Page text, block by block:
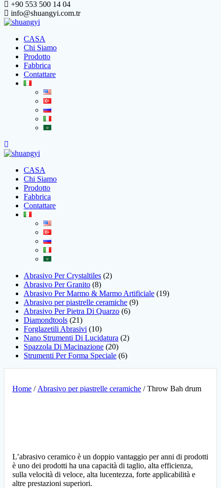
+90 553 500 14 04
info@shuangyi.com.tr
CASA
Chi Siamo
Prodotto
Fabbrica
Contattare
CASA
Chi Siamo
Prodotto
Fabbrica
Contattare
Abrasivo Per Crystaltiles 2
Abrasivo Per Granito 8
Abrasivo Per Marmo & Marmo Artificiale 19
Abrasivo per piastrelle ceramiche 9
Abrasivo Per Pietra Di Quarzo 6
Diamondtools 21
Forglazetili Abrasivi
10
Nano Strumenti Di Lucidatura
2
Spazzola Di Macinazione 20
Strumenti Per Forma Speciale 6
Home / Abrasivo per piastrelle ceramiche / Throw Bah drum
L’abrasivo ceramico è un doppio vantaggio per anni di prodotti
è uno dei prodotti ha una capacità di taglio, alta efficienza,
sulla velocità di veloce, alta lucentezza, forte applicabilità e
altre prestazioni superiori.